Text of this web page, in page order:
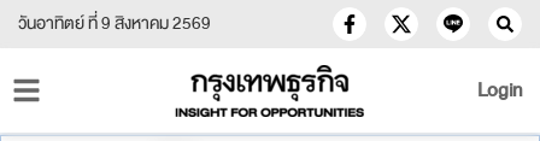
วันอาทิตย์ ที่ 9 สิงหาคม 2569
Login